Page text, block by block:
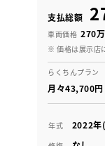
支払総額
車両価格 270
※ 価格は展示店
らくちんプラン
月々43,700円
年式 2022年